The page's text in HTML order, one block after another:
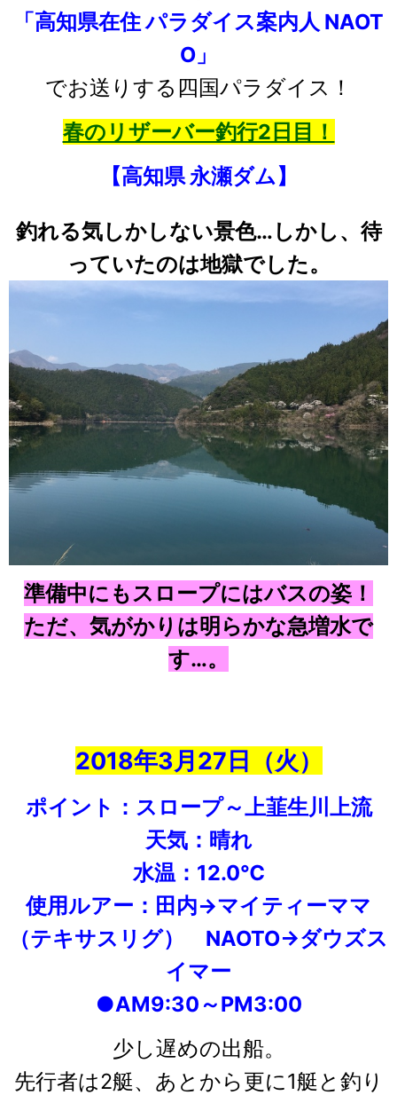
「高知県在住 パラダイス案内人 NAOT
O」
でお送りする四国パラダイス！
春のリザーバー釣行2日目！
【高知県 永瀬ダム】
釣れる気しかしない景色…しかし、待
っていたのは地獄でした。
準備中にもスロープにはバスの姿！
ただ、気がかりは明らかな急増水で
す…。
2018年3月27日（火）
ポイント：スロープ～上韮生川上流
天気：晴れ
水温：12.0℃
使用ルアー：田内→マイティーママ
（テキサスリグ） NAOTO→ダウズス
イマー
●AM9:30～PM3:00
少し遅めの出船。
先行者は2艇、あとから更に1艇と釣り